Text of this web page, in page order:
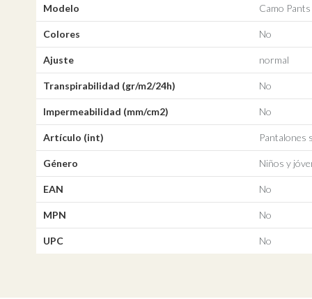
Modelo Camo Pants
Colores No
Ajuste normal
Transpirabilidad (gr/m2/24h) No
Impermeabilidad (mm/cm2) No
Artículo (int) Pantalones
Género Niños y
EAN No
MPN No
UPC No